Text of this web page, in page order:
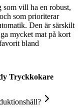
som vill ha en robust,
som prioriterar
Den är särskilt
mycket mat på kort
bland
Tryckkokare